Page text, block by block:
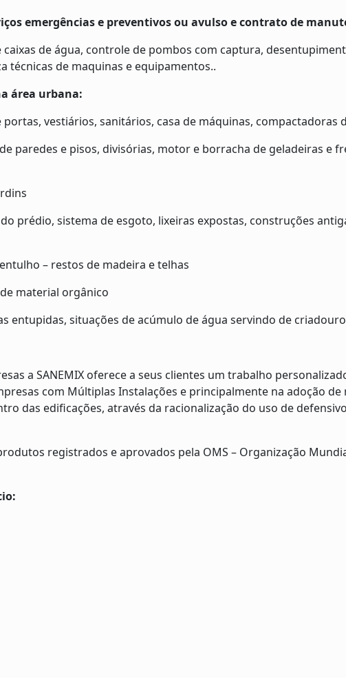
emergências e preventivos ou avulso e contrato de
de água, controle de pombos com captura,
técnicas de maquinas e equipamentos..
área urbana:
portas, vestiários, sanitários, casa de máquinas, compactadoras
paredes e pisos, divisórias, motor e borracha de geladeiras e
prédio, sistema de esgoto, lixeiras expostas, construções
– restos de madeira e telhas
material orgânico
entupidas, situações de acúmulo de água servindo de
a SANEMIX oferece a seus clientes um trabalho
com Múltiplas Instalações e principalmente na adoção
das edificações, através da racionalização do uso de
registrados e aprovados pela OMS – Organização